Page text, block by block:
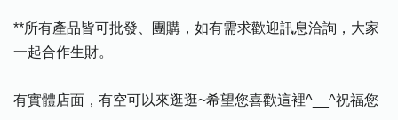
**所有產品皆可批發、團購，如有需求歡迎訊息洽詢，大家
一起合作生財。
有實體店面，有空可以來逛逛~希望您喜歡這裡^__^祝福您